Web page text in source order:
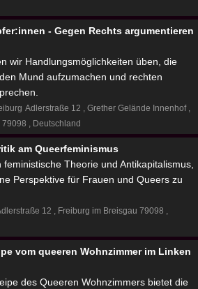
- Gegen Rechts argumentieren
wir Handlungsmöglichkeiten üben, die
Mund aufzumachen und rechten
Adlerstraße 12
Grether Gelände Innenhof
79098
Deutschland
am Queerfeminismus
feministische Theorie und Antikapitalismus,
Perspektive für Frauen und Queers zu
12
Freiburg im Breisgau 79098
vom queeren Wohnzimmer im Linken
des Queeren Wohnzimmers bietet die